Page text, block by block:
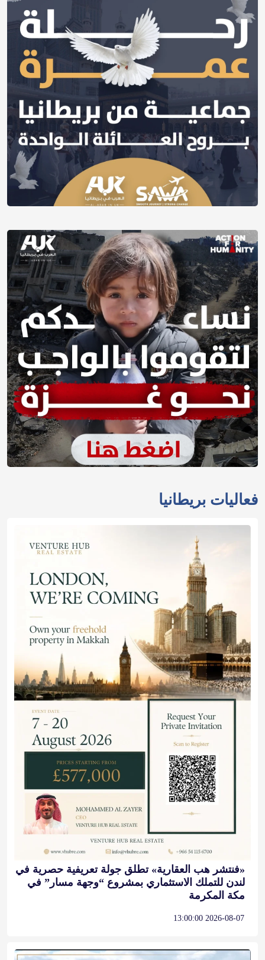
فعاليات بريطانيا
«فنتشر هب العقارية» تطلق جولة تعريفية حصرية في
لندن للتملك الاستثماري بمشروع “وجهة مسار” في
مكة المكرمة
2026-08-07 13:00:00